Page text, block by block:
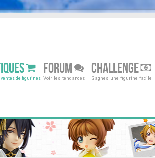
de figurines
FORUM
Voir les tendances
CHALLENGE
Gagnes une figurine facile
!